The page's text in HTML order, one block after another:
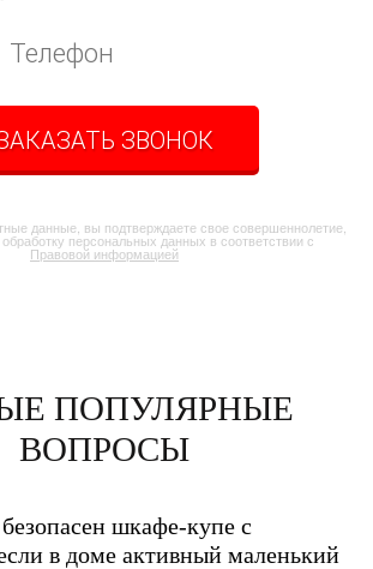
ЗВОНОК
данные, вы подтверждаете свое совершеннолетие,
персональных данных в соответствии с
Правовой информацией
ПОПУЛЯРНЫЕ
ВОПРОСЫ
шкафе-купе с
в доме активный маленький